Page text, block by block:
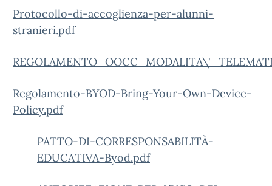
Protocollo-di-accoglienza-per-alunni-
stranieri.pdf
Regolamento-BYOD-Bring-Your-Own-Device-
Policy.pdf
PATTO-DI-CORRESPONSABILITÀ-
EDUCATIVA-Byod.pdf